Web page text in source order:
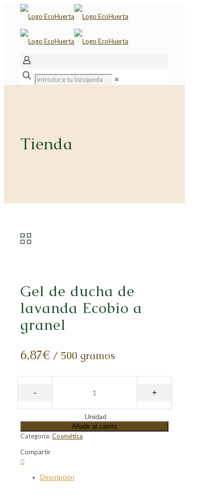
✕
Tienda
Gel de ducha de
lavanda Ecobio a
granel
6,87€ / 500 gramos
Unidad
Añadir al carrito
Categoría:Cosmética
Compartir
Compartir
Facebook
Compartir
Compartir
LinkedIn
Compartir
Pinterest
0
Descripción